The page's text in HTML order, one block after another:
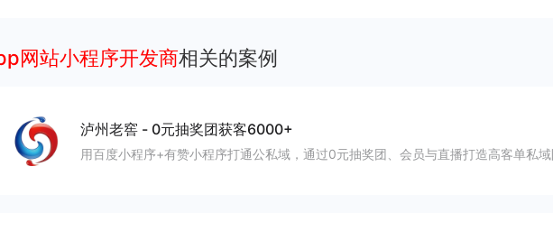
网站小程序开发商相关的案例
泸州老窖 - 0元抽奖团获客6000+
用百度小程序+有赞小程序打通公私域，通过0元抽奖团、会员与直播打造高客单私